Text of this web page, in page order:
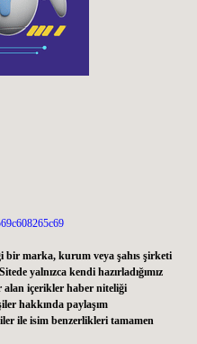
bir marka, kurum veya şahıs şirketi
yalnızca kendi hazırladığımız
alan içerikler haber niteliği
hakkında paylaşım
ile isim benzerlikleri tamamen